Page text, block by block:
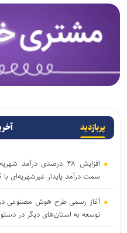
پربازدید
افزایش ۳۸ درصدی
سمت درآمد پایدار غیرشهریه‌ای با
آغاز رسمی طرح هوش مصنوعی در
توسعه به استان‌های دیگر در